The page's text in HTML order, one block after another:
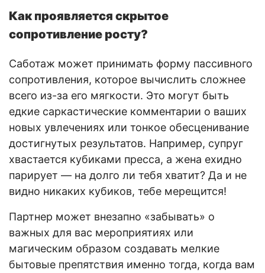
Как проявляется скрытое
сопротивление росту?
Саботаж может принимать форму пассивного
сопротивления, которое вычислить сложнее
всего из-за его мягкости. Это могут быть
едкие саркастические комментарии о ваших
новых увлечениях или тонкое обесценивание
достигнутых результатов. Например, супруг
хвастается кубиками пресса, а жена ехидно
парирует — на долго ли тебя хватит? Да и не
видно никаких кубиков, тебе мерещится!
Партнер может внезапно «забывать» о
важных для вас мероприятиях или
магическим образом создавать мелкие
бытовые препятствия именно тогда, когда вам